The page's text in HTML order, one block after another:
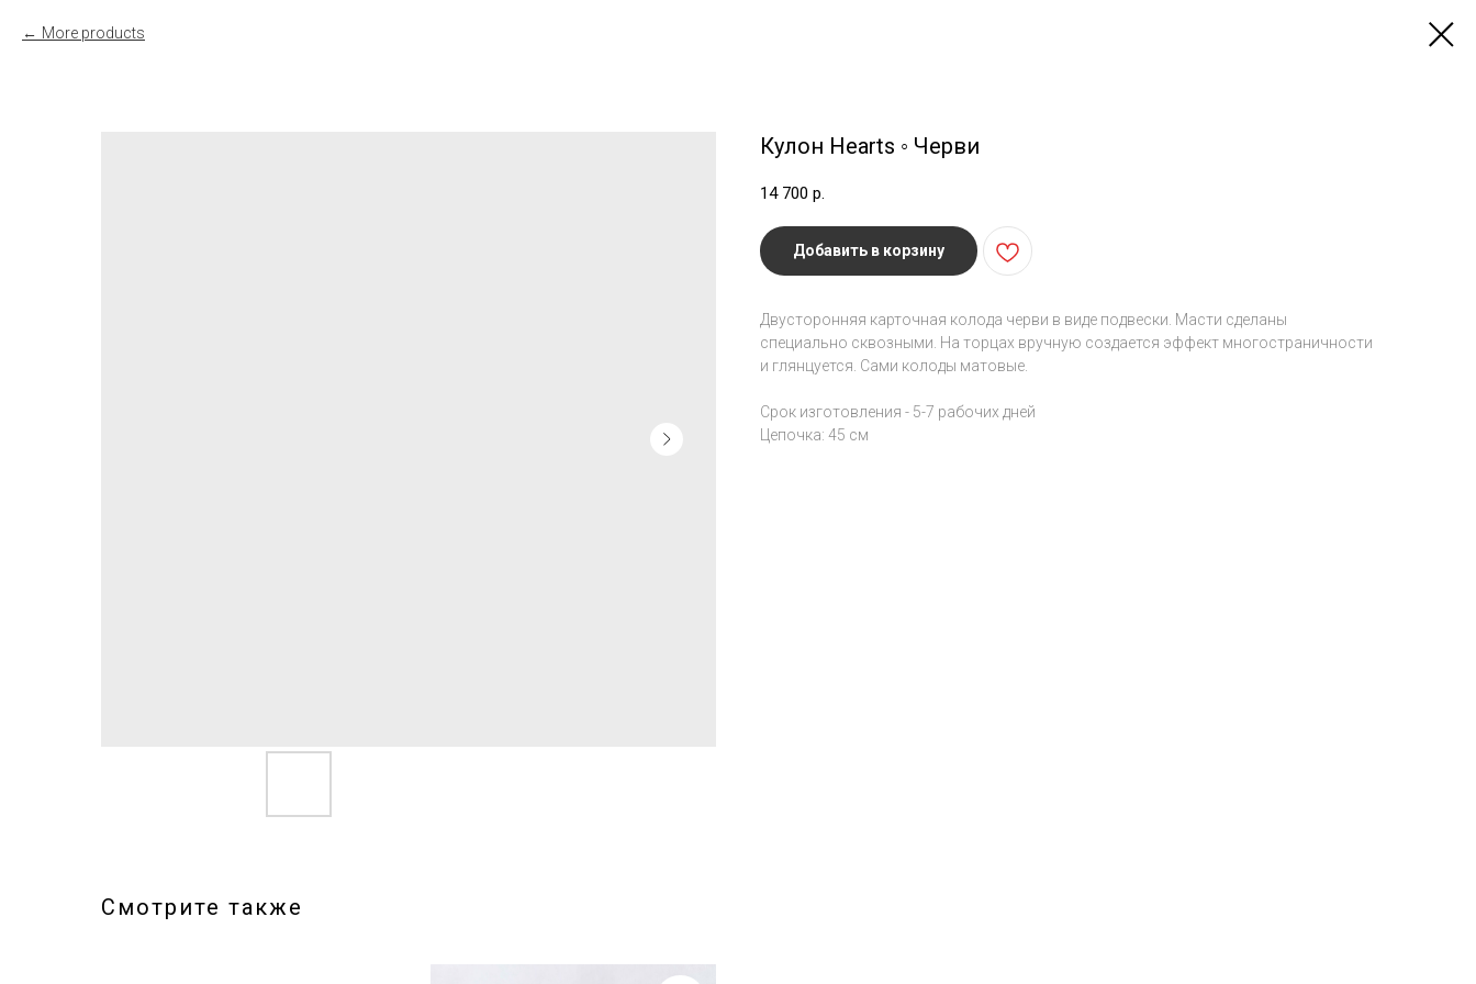
More products
Кулон Hearts ◦ Черви
14 700 р.
Добавить в корзину
Двусторонняя карточная колода черви в виде подвески. Масти сделаны
специально сквозными. На торцах вручную создается эффект многостраничности
и глянцуется. Сами колоды матовые.
Срок изготовления - 5-7 рабочих дней
Цепочка: 45 см
Смотрите также